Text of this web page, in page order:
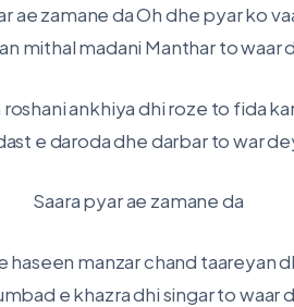
ae zamane da Oh dhe pyar ko
mithal madani Manthar to waar
roshani ankhiya dhi roze to fida
e daroda dhe darbar to war
Saara pyar ae zamane da
haseen manzar chand taareyan
e khazra dhi singar to waar